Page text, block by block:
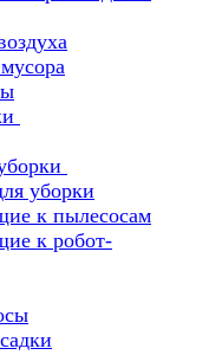
уборки
к пылесосам
к робот-